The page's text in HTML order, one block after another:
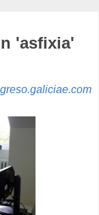
'asfixia'